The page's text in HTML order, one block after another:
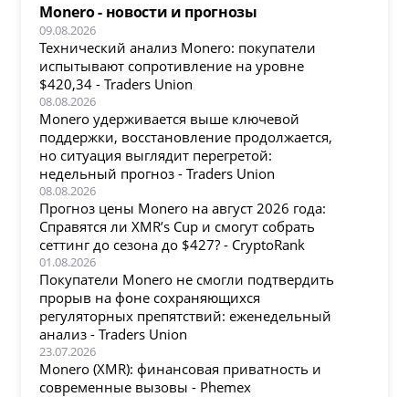
Monero - новости и прогнозы
09.08.2026
Технический анализ Monero: покупатели
испытывают сопротивление на уровне
$420,34 - Traders Union
08.08.2026
Monero удерживается выше ключевой
поддержки, восстановление продолжается,
но ситуация выглядит перегретой:
недельный прогноз - Traders Union
08.08.2026
Прогноз цены Monero на август 2026 года:
Справятся ли XMR’s Cup и смогут собрать
сеттинг до сезона до $427? - CryptoRank
01.08.2026
Покупатели Monero не смогли подтвердить
прорыв на фоне сохраняющихся
регуляторных препятствий: еженедельный
анализ - Traders Union
23.07.2026
Monero (XMR): финансовая приватность и
современные вызовы - Phemex